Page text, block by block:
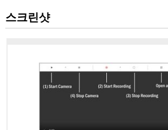
스크린샷